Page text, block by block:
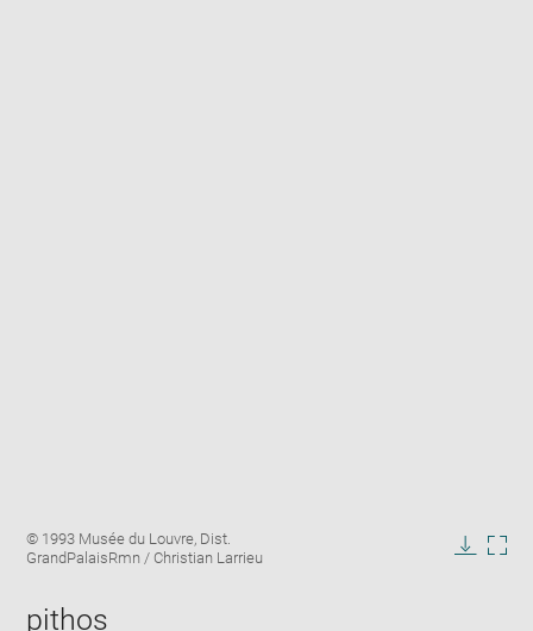
Image
caption:
© 1993 Musée du Louvre, Dist.
GrandPalaisRmn / Christian Larrieu
pithos